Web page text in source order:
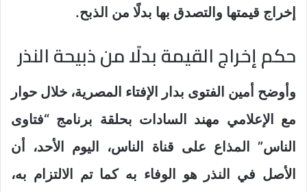
إخراج قيمتها والتصدق بها بدلًا من الذبح.
حكم إخراج القيمة بدلًا من ذبيحة النذر
وأوضح أمين الفتوى بدار الإفتاء المصرية، خلال حوار
مع الإعلامي مهند السادات بحلقة برنامج “فتاوى
الناس” المذاع على قناة الناس، اليوم الأحد، أن
الأصل في النذر هو الوفاء به كما تم الالتزام به،